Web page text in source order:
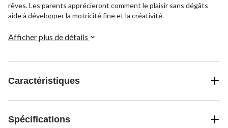
rêves. Les parents apprécieront comment le plaisir sans dégâts
aide à développer la motricité fine et la créativité.
Afficher plus de détails
Caractéristiques
Spécifications